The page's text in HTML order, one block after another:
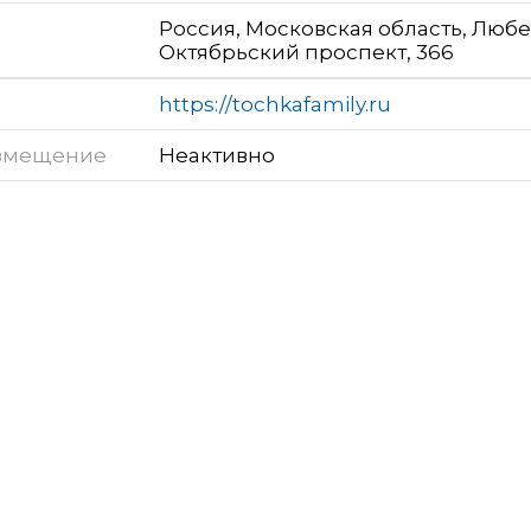
Россия, Московская область,
Октябрьский проспект, 366
https://tochkafamily.ru
Неактивно